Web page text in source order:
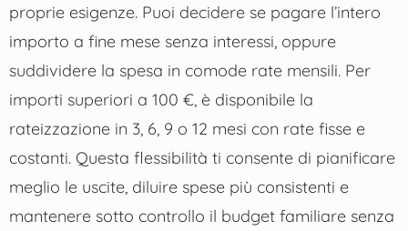
proprie esigenze. Puoi decidere se pagare l’intero
importo a fine mese senza interessi, oppure
suddividere la spesa in comode rate mensili. Per
importi superiori a 100 €, è disponibile la
rateizzazione in 3, 6, 9 o 12 mesi con rate fisse e
costanti. Questa flessibilità ti consente di pianificare
meglio le uscite, diluire spese più consistenti e
mantenere sotto controllo il budget familiare senza